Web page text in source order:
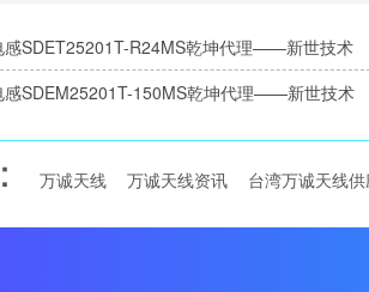
感SDET25201T-R24MS乾坤代理——新世技术
感SDEM25201T-150MS乾坤代理——新世技术
万诚天线 万诚天线资讯 台湾万诚天线